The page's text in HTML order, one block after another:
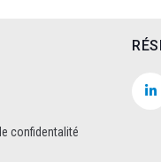
confidentalité